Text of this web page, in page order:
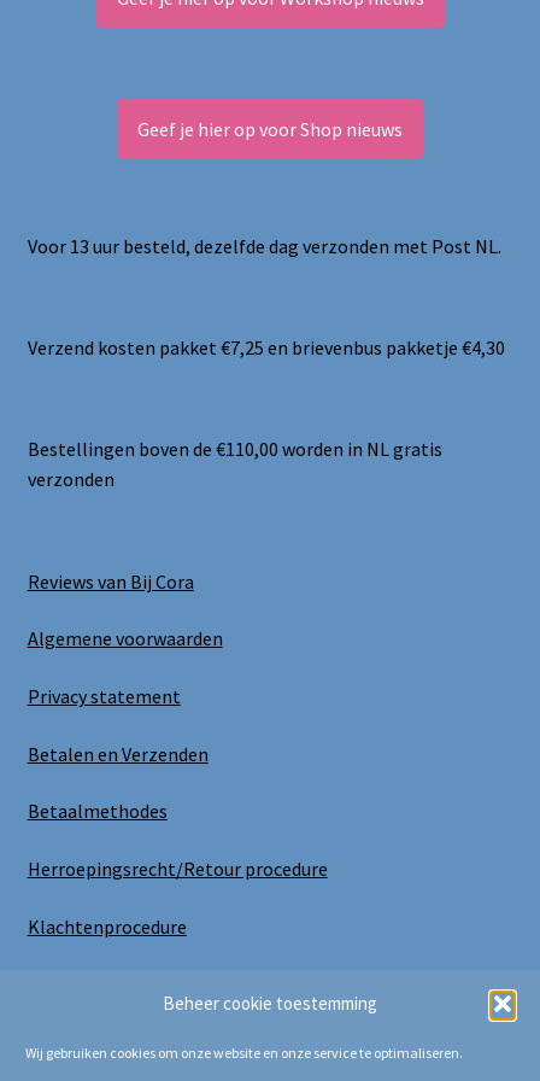
Beheer cookie toestemming
Wij gebruiken cookies om onze website en onze service te optimaliseren.
Geef je hier op voor Shop nieuws
Voor 13 uur besteld, dezelfde dag verzonden met Post NL.
Verzend kosten pakket €7,25 en brievenbus pakketje €4,30
Bestellingen boven de €110,00 worden in NL gratis
verzonden
Reviews van Bij Cora
Algemene voorwaarden
Privacy statement
Betalen en Verzenden
Betaalmethodes
Herroepingsrecht/Retour procedure
Klachtenprocedure